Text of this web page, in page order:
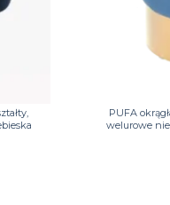
PUFA
welurowe